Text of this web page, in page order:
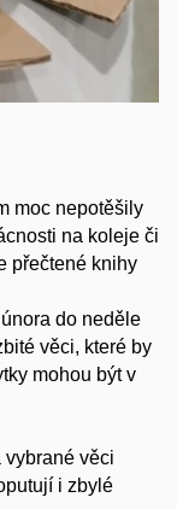
moc nepotěšily
na koleje či
přečtené knihy
do neděle
věci, které by
mohou být v
vybrané věci
i zbylé